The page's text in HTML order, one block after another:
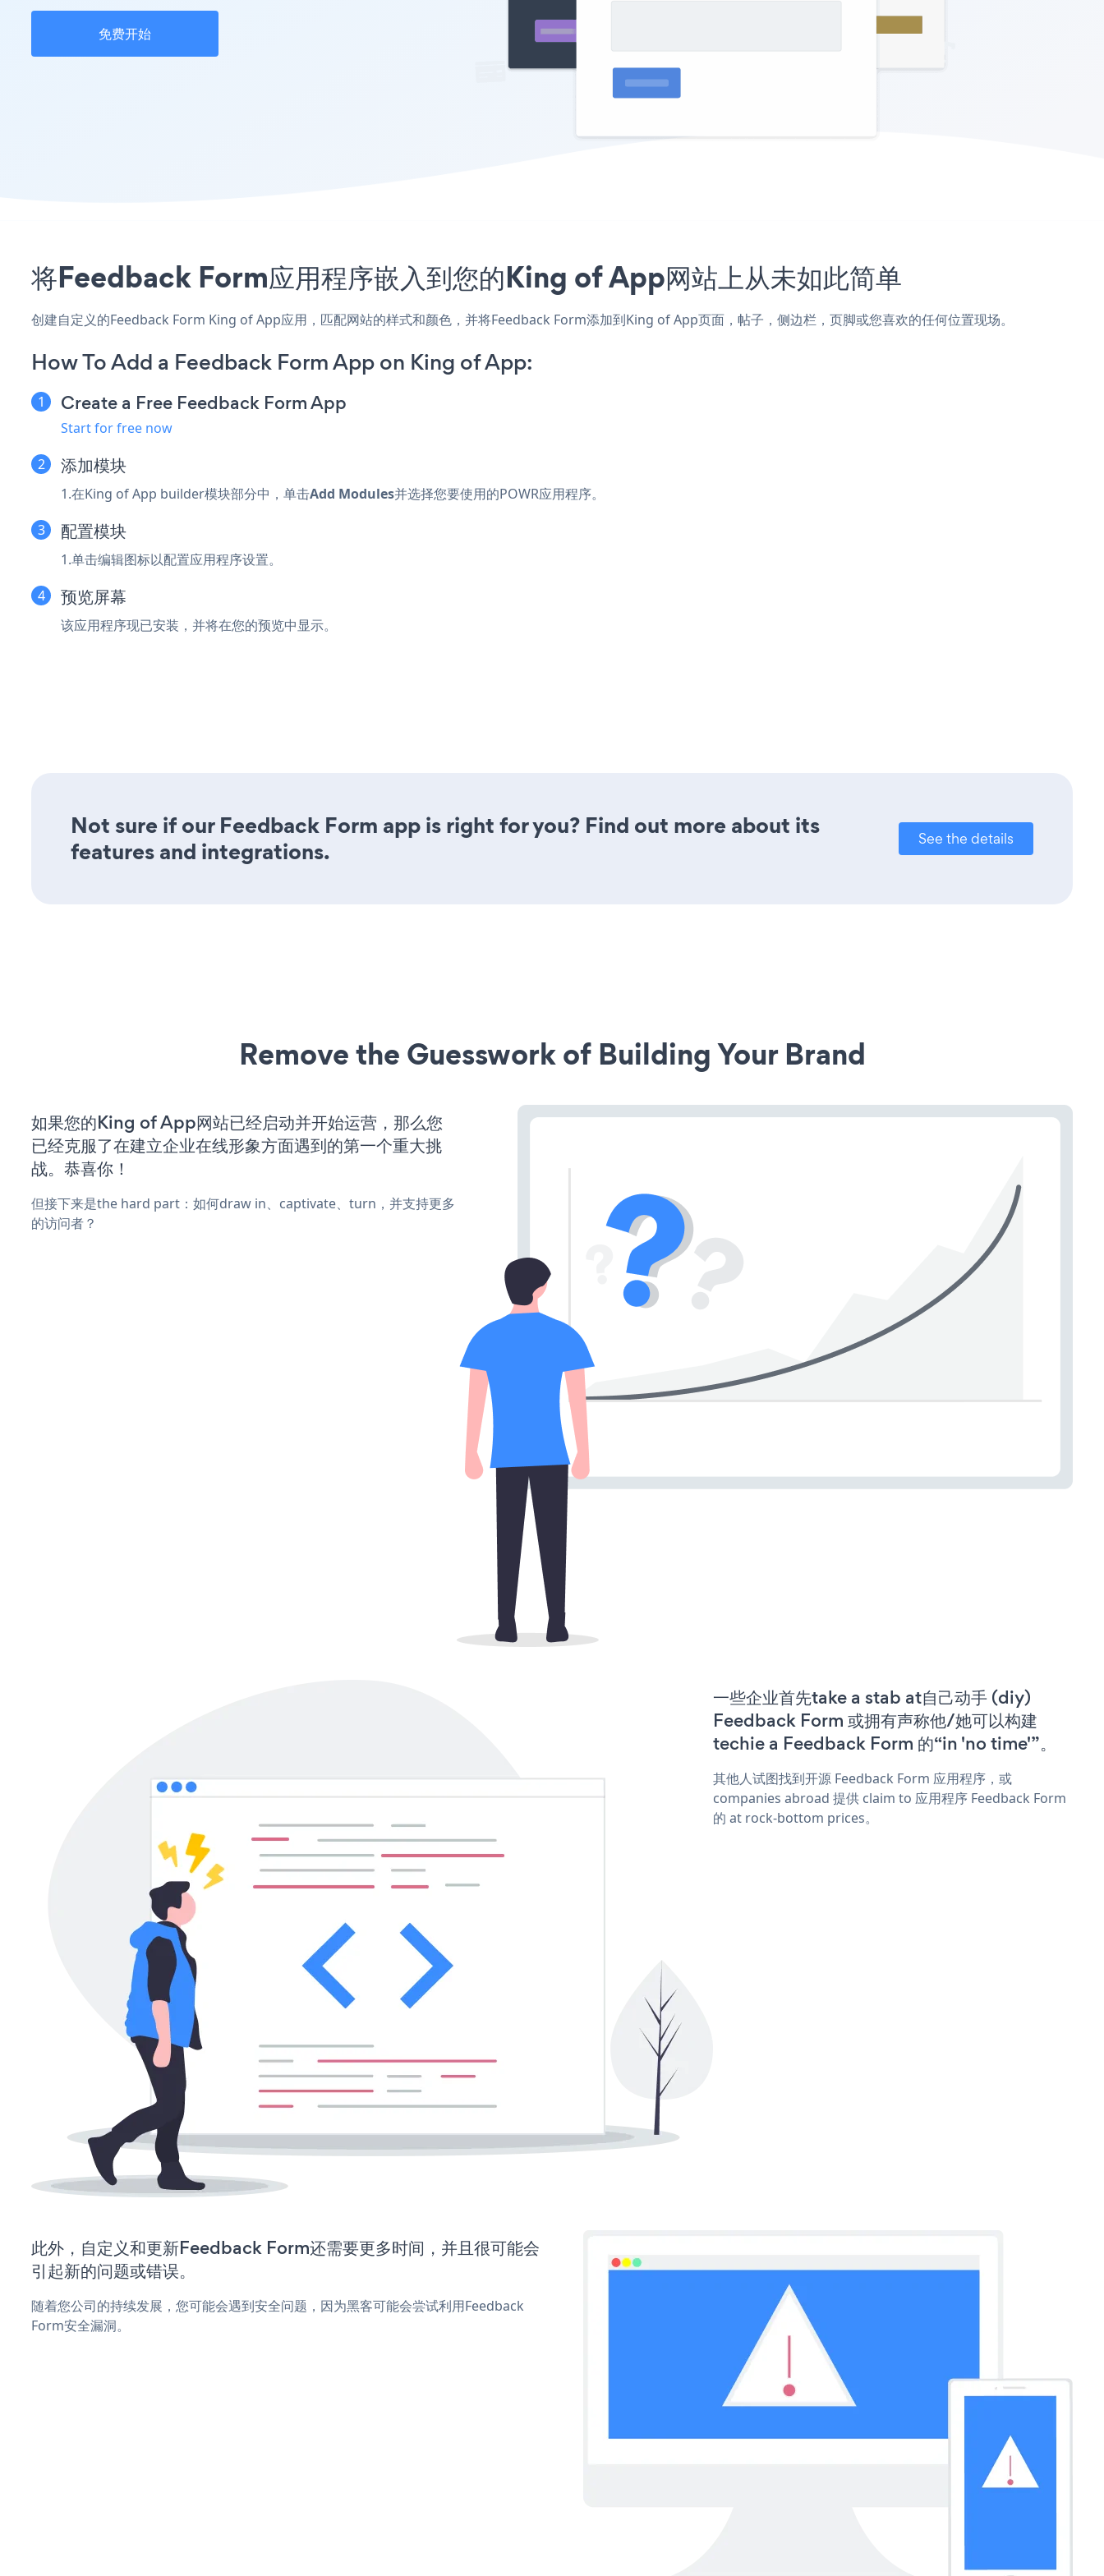
免费开始
将Feedback Form应用程序嵌入到您的King of App网站上从未如此简单
创建自定义的Feedback Form King of App应用，匹配网站的样式和颜色，并将Feedback Form添加到King of App页面，帖子，侧边栏，页脚或您喜欢的任何位置现场。
How To Add a Feedback Form App on King of App:
Create a Free Feedback Form App
Start for free now
添加模块
1.在King of App builder模块部分中，单击Add Modules并选择您要使用的POWR应用程序。
配置模块
1.单击编辑图标以配置应用程序设置。
预览屏幕
该应用程序现已安装，并将在您的预览中显示。
Not sure if our Feedback Form app is right for you? Find out more about its
features and integrations.
See the details
Remove the Guesswork of Building Your Brand
如果您的King of App网站已经启动并开始运营，那么您
已经克服了在建立企业在线形象方面遇到的第一个重大挑
战。恭喜你！
但接下来是the hard part：如何draw in、captivate、turn，并支持更多
的访问者？
一些企业首先take a stab at自己动手 (diy)
Feedback Form 或拥有声称他/她可以构建
techie a Feedback Form 的“in 'no time'”。
其他人试图找到开源 Feedback Form 应用程序，或
companies abroad 提供 claim to 应用程序 Feedback Form
的 at rock-bottom prices。
此外，自定义和更新Feedback Form还需要更多时间，并且很可能会
引起新的问题或错误。
随着您公司的持续发展，您可能会遇到安全问题，因为黑客可能会尝试利用Feedback
Form安全漏洞。